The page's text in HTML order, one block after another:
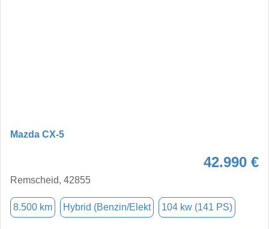
Mazda CX-5
42.990 €
Remscheid, 42855
8.500 km Hybrid (Benzin/Elekt 104 kw (141 PS)